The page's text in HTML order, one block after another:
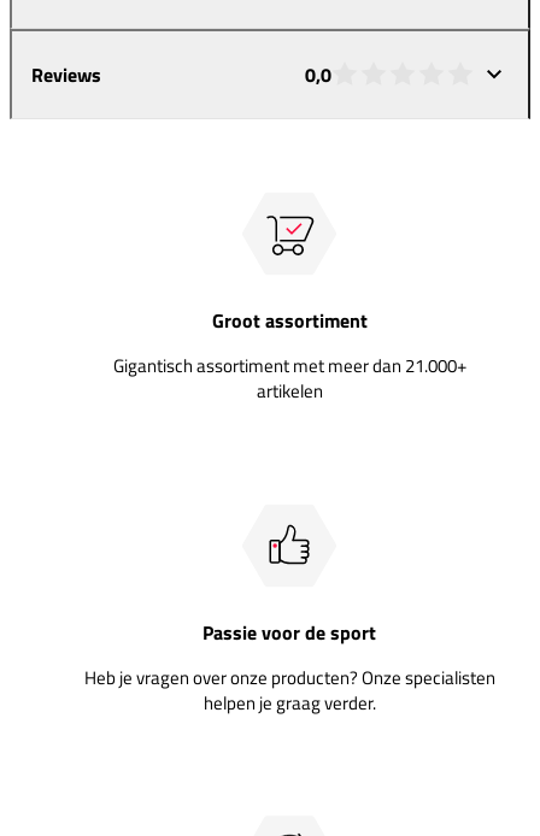
Reviews 0,0
Groot assortiment
Gigantisch assortiment met meer dan 21.000+
artikelen
Passie voor de sport
Heb je vragen over onze producten? Onze specialisten
helpen je graag verder.